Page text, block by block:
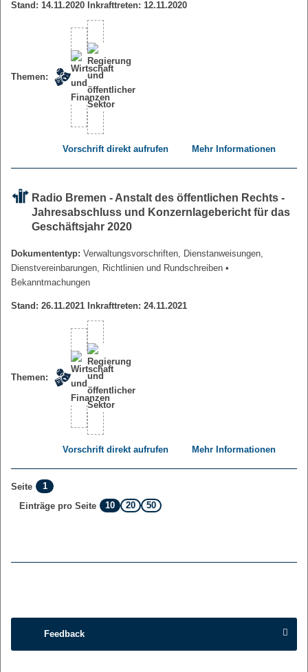
Stand: 14.11.2020 Inkrafttreten: 12.11.2020
Themen:
Vorschrift direkt aufrufen Mehr Informationen
Radio Bremen - Anstalt des öffentlichen Rechts -
Jahresabschluss und Konzernlagebericht für das
Geschäftsjahr 2020
Dokumententyp: Verwaltungsvorschriften, Dienstanweisungen,
Dienstvereinbarungen, Richtlinien und Rundschreiben •
Bekanntmachungen
Stand: 26.11.2021 Inkrafttreten: 24.11.2021
Themen:
Vorschrift direkt aufrufen Mehr Informationen
Seite
1
Einträge pro Seite
10 20 50
Feedback